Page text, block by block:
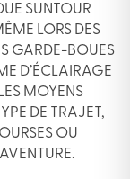
SUNTOUR
LORS DES
GARDE-BOUES
D’ÉCLAIRAGE
MOYENS
DE TRAJET,
OU